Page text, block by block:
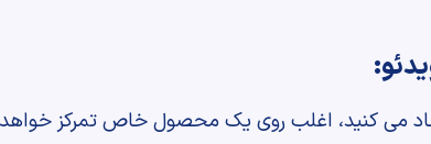
می کنید، اغلب روی یک محصول خاص تمرکز